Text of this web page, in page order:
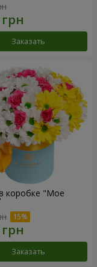
Заказать
коробке "Мое
Заказать